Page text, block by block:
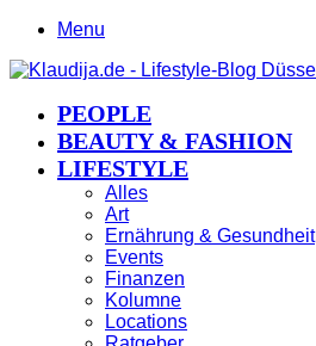
Menu
PEOPLE
BEAUTY & FASHION
LIFESTYLE
Alles
Art
Ernährung & Gesundheit
Events
Finanzen
Kolumne
Locations